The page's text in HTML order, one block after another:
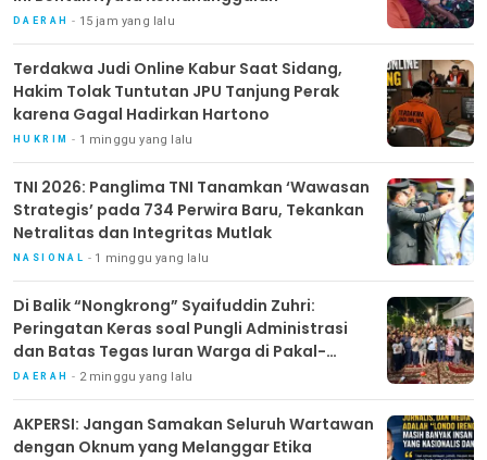
DAERAH 15 jam yang lalu
Terdakwa Judi Online Kabur Saat Sidang,
Hakim Tolak Tuntutan JPU Tanjung Perak
karena Gagal Hadirkan Hartono
HUKRIM 1 minggu yang lalu
TNI 2026: Panglima TNI Tanamkan ‘Wawasan
Strategis’ pada 734 Perwira Baru, Tekankan
Netralitas dan Integritas Mutlak
NASIONAL 1 minggu yang lalu
Di Balik “Nongkrong” Syaifuddin Zuhri:
Peringatan Keras soal Pungli Administrasi
dan Batas Tegas Iuran Warga di Pakal-
Benowo
DAERAH 2 minggu yang lalu
AKPERSI: Jangan Samakan Seluruh Wartawan
dengan Oknum yang Melanggar Etika